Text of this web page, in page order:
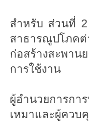
สำหรับ ส่วนที่ 2
สาธารณูปโภค
ก่อสร้างสะพาน
การใช้งาน
ผู้อำนวยการก
เหมาและผู้ควบ